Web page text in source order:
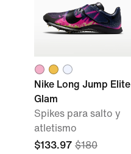
Nike Long Jump Elite
Glam
Spikes para salto y
atletismo
$133.97 $180